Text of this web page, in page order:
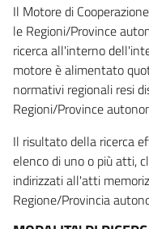
Il Motore di
le Regioni/Province
ricerca all'interno
motore è alimentato
normativi regionali resi
Regioni/Province
Il risultato della ricerca
elenco di uno o più atti,
indirizzati all'atti
Regione/Provincia